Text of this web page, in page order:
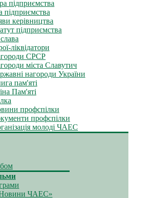
підприємства
підприємства
керівництва
підприємства
ліквідатори
СРСР
міста Славутич
нагороди України
пам'яті
Пам'яті
профспілки
профспілки
молоді ЧАЕС
ЧАЕС»